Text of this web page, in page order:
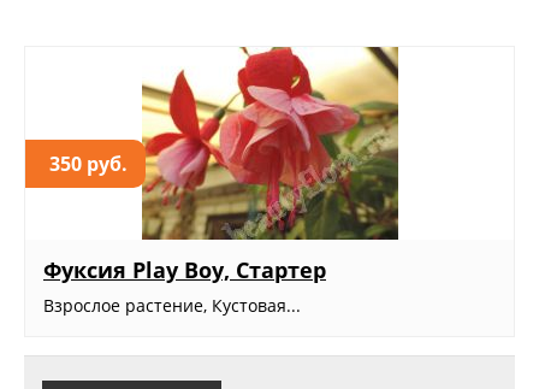
350 руб.
Фуксия Play Boy, Стартер
Взрослое растение, Кустовая...